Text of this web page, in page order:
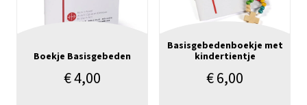
Boekje Basisgebeden
€4,00
Basisgebedenboekje met
kindertientje
€6,00